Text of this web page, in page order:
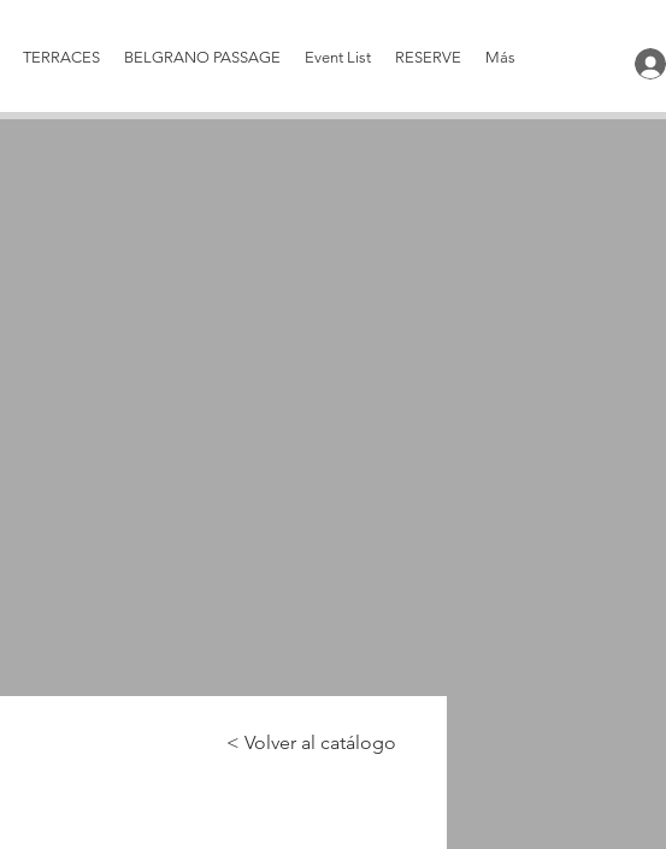
TERRACES BELGRANO PASSAGE Event List RESERVE Más
< Volver al catálogo